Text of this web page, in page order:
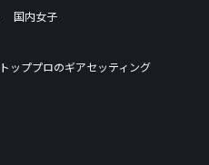
国内女子
トッププロのギアセッティング